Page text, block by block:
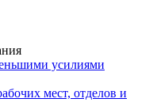
усилиями
мест, отделов и